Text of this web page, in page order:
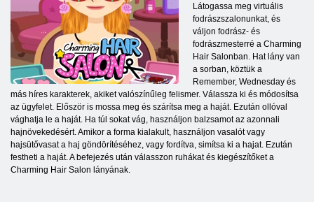
Látogassa meg virtuális
fodrászszalonunkat, és
váljon fodrász- és
fodrászmesterré a Charming
Hair Salonban. Hat lány van
a sorban, köztük a
Remember, Wednesday és
más híres karakterek, akiket valószínűleg felismer. Válassza ki és módosítsa
az ügyfelet. Először is mossa meg és szárítsa meg a haját. Ezután ollóval
vághatja le a haját. Ha túl sokat vág, használjon balzsamot az azonnali
hajnövekedésért. Amikor a forma kialakult, használjon vasalót vagy
hajsütővasat a haj göndörítéséhez, vagy fordítva, simítsa ki a hajat. Ezután
festheti a haját. A befejezés után válasszon ruhákat és kiegészítőket a
Charming Hair Salon lányának.